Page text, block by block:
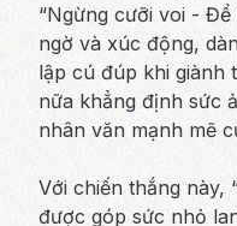
“Ngừng cưỡi voi -
ngờ và xúc động,
lập cú đúp khi giành
nữa khẳng định sức
nhân văn mạnh mẽ
Với chiến thắng này,
được góp sức nhỏ